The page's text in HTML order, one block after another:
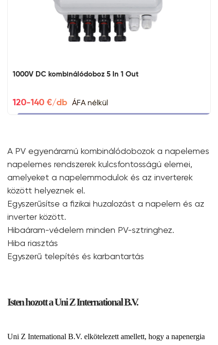
1000V DC kombinálódoboz 5 In 1 Out
120-140 €/db ÁFA nélkül
A PV egyenáramú kombinálódobozok a napelemes
napelemes rendszerek kulcsfontosságú elemei,
amelyeket a napelemmodulok és az inverterek
között helyeznek el.
Egyszerűsítse a fizikai huzalozást a napelem és az
inverter között.
Hibaáram-védelem minden PV-sztringhez.
Hiba riasztás
Egyszerű telepítés és karbantartás
Isten hozott a Uni Z International B.V.
Uni Z International B.V. elkötelezett amellett, hogy a napenergia